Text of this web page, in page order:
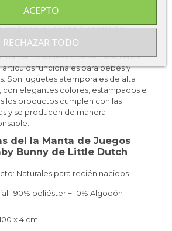
para usar en el parque y para
bebé, pues con él regalarás
marca holandesa que se caracteriza
funcionales para bebés y
Son juguetes atemporales de alta
con elegantes colores, estampados e
los productos cumplen con las
y se producen de manera
del la Manta de Juegos
Bunny de Little Dutch
Naturales para recién nacidos
90% poliéster + 10% Algodón
x 4 cm
RECHAZAR TODO
ACEPTO